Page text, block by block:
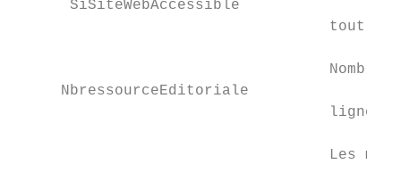
      SiSiteWebAccessible
tout
Nombre
NbressourceEditoriale
ligne
Les